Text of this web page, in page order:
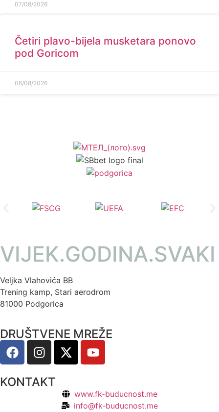
07/08/2026
Četiri plavo-bijela musketara ponovo
pod Goricom
06/08/2026
Veljka Vlahovića BB
Trening kamp, Stari aerodrom
81000 Podgorica
DRUŠTVENE MREŽE
KONTAKT
www.fk-buducnost.me
info@fk-buducnost.me